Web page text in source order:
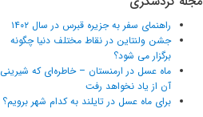
راهنمای سفر به جزیره قبرس در سال ۱۴۰۲
جشن ولنتاین در نقاط مختلف دنیا چگونه
برگزار می شود؟
ماه عسل در ارمنستان – خاطره‌ای که شیرینی
آن از یاد نخواهد رفت
برای ماه عسل در تایلند به کدام شهر برویم؟